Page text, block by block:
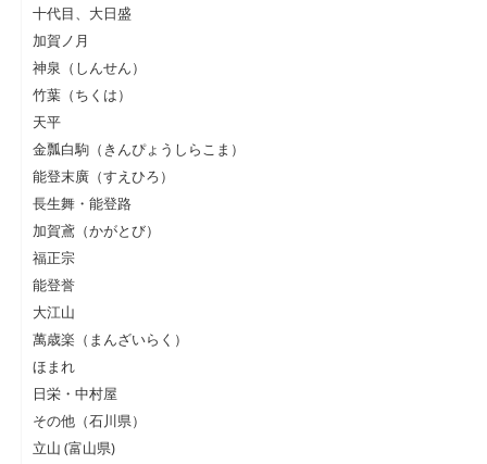
十代目、大日盛
加賀ノ月
神泉（しんせん）
竹葉（ちくは）
天平
金瓢白駒（きんぴょうしらこま）
能登末廣（すえひろ）
長生舞・能登路
加賀鳶（かがとび）
福正宗
能登誉
大江山
萬歳楽（まんざいらく）
ほまれ
日栄・中村屋
その他（石川県）
立山 (富山県)